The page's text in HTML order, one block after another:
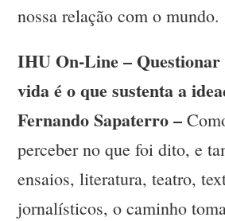
nossa relação com o mundo.
IHU On-Line – Questionar
vida é o que sustenta a
Fernando Sapaterro –
perceber no que foi dito, e
ensaios, literatura, teatro,
jornalísticos, o caminho